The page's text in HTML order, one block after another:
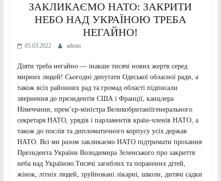
ЗАКЛИКАЄМО НАТО: ЗАКРИТИ
НЕБО НАД УКРАЇНОЮ ТРЕБА
НЕГАЙНО!
05.03.2022 admin
Діяти треба негайно — інакше тисячі нових жертв серед
мирних людей! Сьогодні депутати Одеської обласної ради, а
також всіх районних рад та громад області підписали
звернення до президентів США і Франції, канцлера
Німеччини, прем’єр-міністра Великобританіїгенерального
секретаря НАТО, урядів і парламентів країн-членів НАТО, а
також до послів та дипломатичного корпусу усіх держав
НАТО. Всі ми разом закликаємо НАТО підтримати прохання
Президента України Володимира Зеленського про закриття
неба над Україною.Тисячі загиблих та поранених дітей,
жінок, літніх людей, зруйновані лікарні, школи, дитячі садки